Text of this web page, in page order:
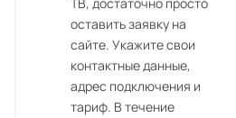
оставить заявку на
сайте. Укажите свои
контактные данные,
адрес подключения и
тариф. В течение